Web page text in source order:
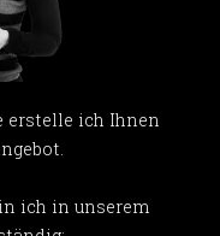
erstelle ich Ihnen
ich in unserem